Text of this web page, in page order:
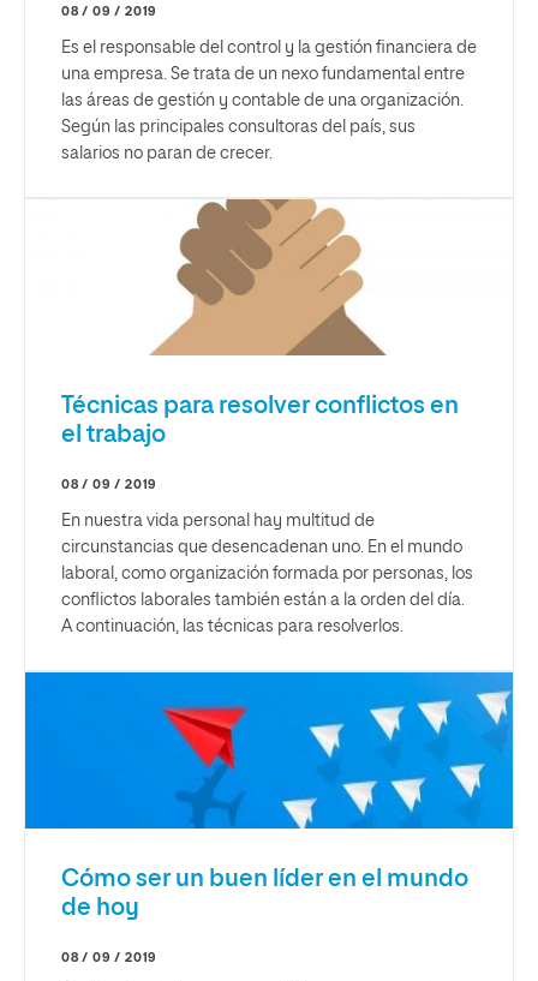
08 / 09 / 2019
Es el responsable del control y la gestión financiera de
una empresa. Se trata de un nexo fundamental entre
las áreas de gestión y contable de una organización.
Según las principales consultoras del país, sus
salarios no paran de crecer.
Técnicas para resolver conflictos en
el trabajo
08 / 09 / 2019
En nuestra vida personal hay multitud de
circunstancias que desencadenan uno. En el mundo
laboral, como organización formada por personas, los
conflictos laborales también están a la orden del día.
A continuación, las técnicas para resolverlos.
Cómo ser un buen líder en el mundo
de hoy
08 / 09 / 2019